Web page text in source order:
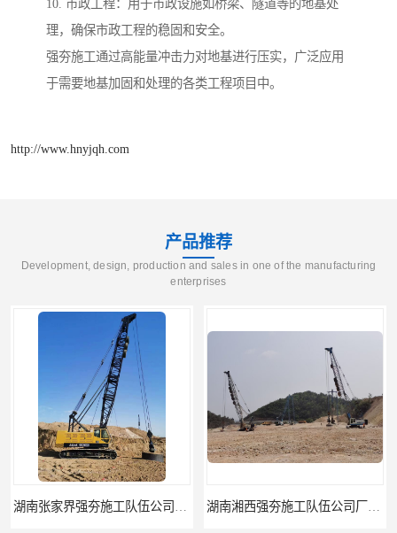
10. 市政工程：用于市政设施如桥梁、隧道等的地基处
理，确保市政工程的稳固和安全。
强夯施工通过高能量冲击力对地基进行压实，广泛应用
于需要地基加固和处理的各类工程项目中。
http://www.hnyjqh.com
产品推荐
Development, design, production and sales in one of the manufacturing
enterprises
湖南湘西强夯施工队伍公司厂房地基强夯施工 湖南娄底强夯施工队伍公司厂房地基强夯施工